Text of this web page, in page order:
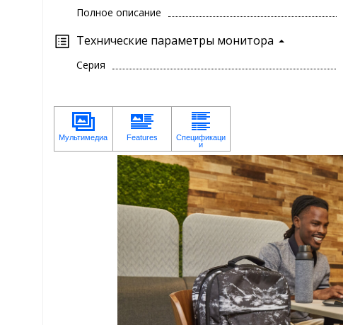
Полное описание
Технические параметры монитора
Серия